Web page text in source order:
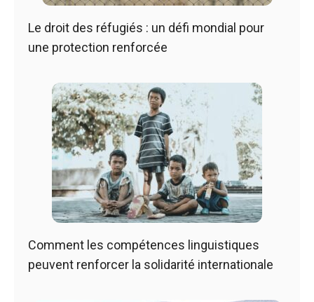
Le droit des réfugiés : un défi mondial pour
une protection renforcée
Comment les compétences linguistiques
peuvent renforcer la solidarité internationale